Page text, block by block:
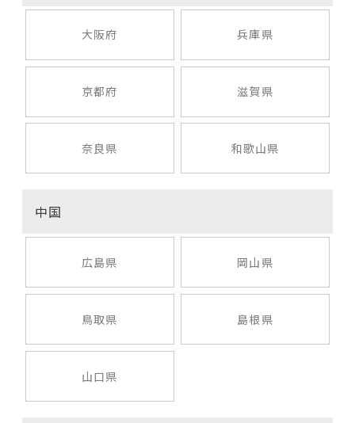
大阪府 兵庫県
京都府 滋賀県
奈良県 和歌山県
中国
広島県 岡山県
鳥取県 島根県
山口県